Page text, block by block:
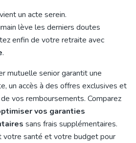
un acte serein.
lève les derniers doutes
enfin de votre retraite avec
.
mutuelle senior garantit une
un accès à des offres exclusives et
vos remboursements. Comparez
vos garanties
sans frais supplémentaires.
votre santé et votre budget pour